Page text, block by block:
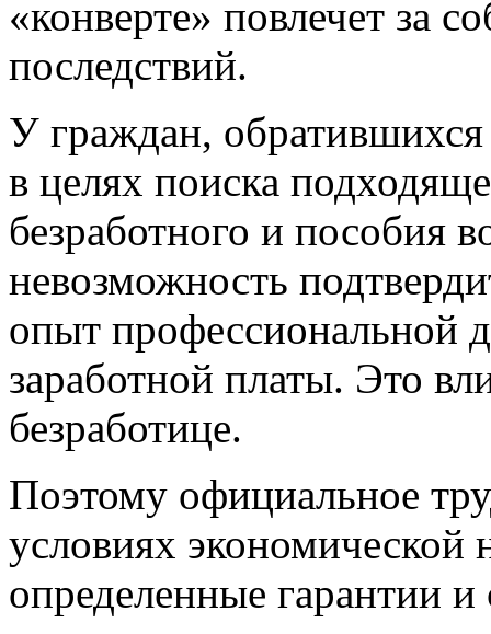
«конверте» повлечет за
последствий.
У граждан, обратившихся
в целях поиска
безработного и пособия
невозможность
опыт профессиональной
заработной платы. Это
безработице.
Поэтому официальное
условиях экономической
определенные гарантии